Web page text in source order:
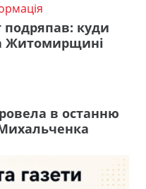
подряпав: куди
Житомирщині
в останню